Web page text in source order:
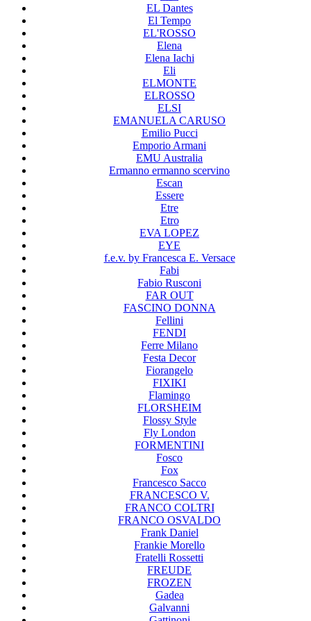
EL Dantes
El Tempo
EL'ROSSO
Elena
Elena Iachi
Eli
ELMONTE
ELROSSO
ELSI
EMANUELA CARUSO
Emilio Pucci
Emporio Armani
EMU Australia
Ermanno ermanno scervino
Escan
Essere
Etre
Etro
EVA LOPEZ
EYE
f.e.v. by Francesca E. Versace
Fabi
Fabio Rusconi
FAR OUT
FASCINO DONNA
Fellini
FENDI
Ferre Milano
Festa Decor
Fiorangelo
FIXIKI
Flamingo
FLORSHEIM
Flossy Style
Fly London
FORMENTINI
Fosco
Fox
Francesco Sacco
FRANCESCO V.
FRANCO COLTRI
FRANCO OSVALDO
Frank Daniel
Frankie Morello
Fratelli Rossetti
FREUDE
FROZEN
Gadea
Galvanni